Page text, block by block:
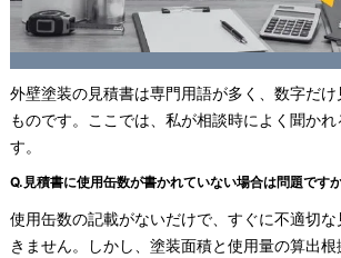
外壁塗装の見積書は専門用語が多く、数字だ
ものです。ここでは、私が相談時によく聞かれ
す。
Q.見積書に使用缶数が書かれていない場合は問題です
使用缶数の記載がないだけで、すぐに不適切
きません。しかし、塗装面積と使用量の算出